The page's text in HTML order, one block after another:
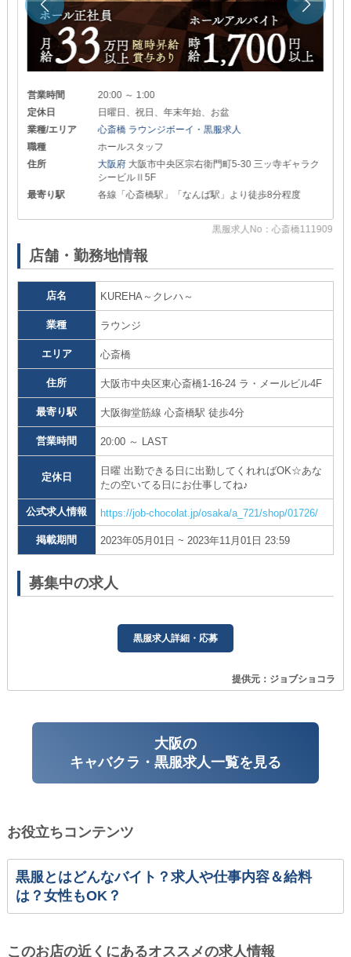
営業時間
20:00 ～ 1:00
定休日
日曜日、祝日、年末年始、お盆
業種/エリア
心斎橋 ラウンジボーイ・黒服求人
職種
ホールスタッフ
住所
大阪府 大阪市中央区宗右衛門町5-30 三ッ寺ギャラク
シービルⅡ5F
最寄り駅
各線「心斎橋駅」「なんば駅」より徒歩8分程度
黒服求人No：心斎橋111909
店舗・勤務地情報
店名 KUREHA～クレハ～
業種 ラウンジ
エリア 心斎橋
住所 大阪市中央区東心斎橋1-16-24 ラ・メールビル4F
最寄り駅 大阪御堂筋線 心斎橋駅 徒歩4分
営業時間 20:00 ～ LAST
定休日
日曜 出勤できる日に出勤してくれればOK☆あな
たの空いてる日にお仕事してね♪
公式求人情報 https://job-chocolat.jp/osaka/a_721/shop/01726/
掲載期間 2023年05月01日 ~ 2023年11月01日 23:59
募集中の求人
黒服求人詳細・応募
提供元：ジョブショコラ
大阪の
キャバクラ・黒服求人一覧を見る
お役立ちコンテンツ
黒服とはどんなバイト？求人や仕事内容＆給料
は？女性もOK？
このお店の近くにあるオススメの求人情報